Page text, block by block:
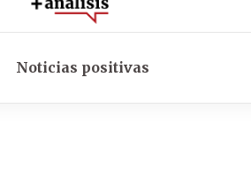
Noticias positivas